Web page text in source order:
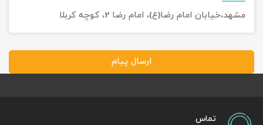
مشهد،خيابان امام رضا(ع)، امام رضا 2، کوچه کربلا
ارسال پیام
تماس
تور آفرود